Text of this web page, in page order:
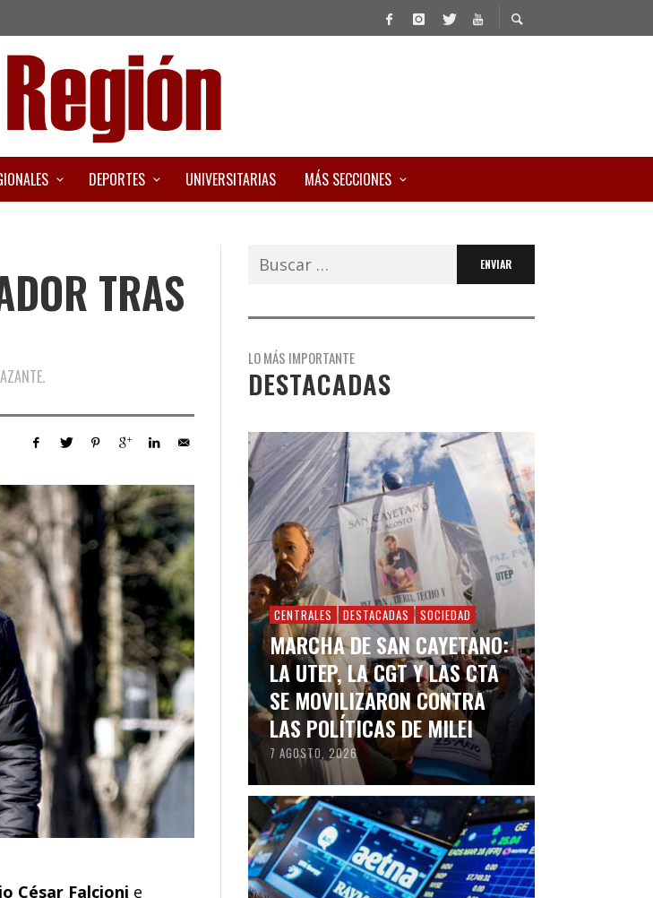
DEPORTES UNIVERSITARIAS MÁS SECCIONES
TRAS
César Falcioni e
Buscar:
LO MÁS IMPORTANTE
DESTACADAS
CENTRALES DESTACADAS SOCIEDAD
MARCHA DE SAN CAYETANO:
LA UTEP, LA CGT Y LAS CTA
SE MOVILIZARON CONTRA
LAS POLÍTICAS DE MILEI
7 AGOSTO, 2026